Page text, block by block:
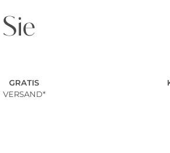
GRATIS
VERSAND*